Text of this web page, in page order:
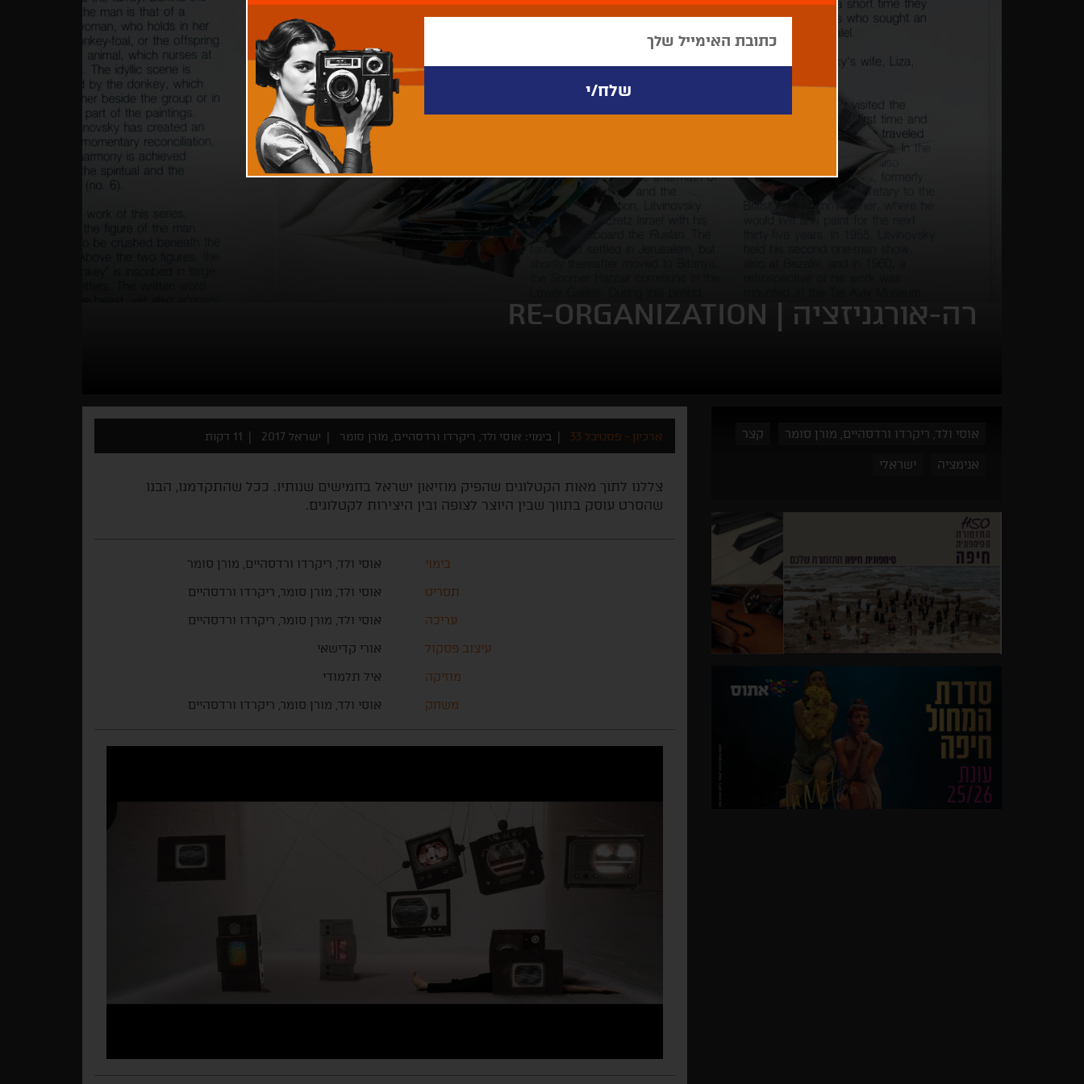
רה-אורגניזציה | RE-ORGANIZATION
אוסי ולד, ריקרדו ורדסהיים, מורן סומר קצר
אנימציה ישראלי
ארכיון - פסטיבל 33 בימוי: אוסי ולד, ריקרדו ורדסהיים, מורן סומר ישראל 2017 11 דקות
צללנו לתוך מאות הקטלוגים שהפיק מוזיאון ישראל בחמישים שנותיו. ככל שהתקדמנו, הבנו
שהסרט עוסק בתווך שבין היוצר לצופה ובין היצירות לקטלוגים.
בימוי
אוסי ולד, ריקרדו ורדסהיים, מורן סומר
תסריט
אוסי ולד, מורן סומר, ריקרדו ורדסהיים
עריכה
אוסי ולד, מורן סומר, ריקרדו ורדסהיים
עיצוב פסקול
אורי קדישאי
מוזיקה
איל תלמודי
משחק
אוסי ולד, מורן סומר, ריקרדו ורדסהיים